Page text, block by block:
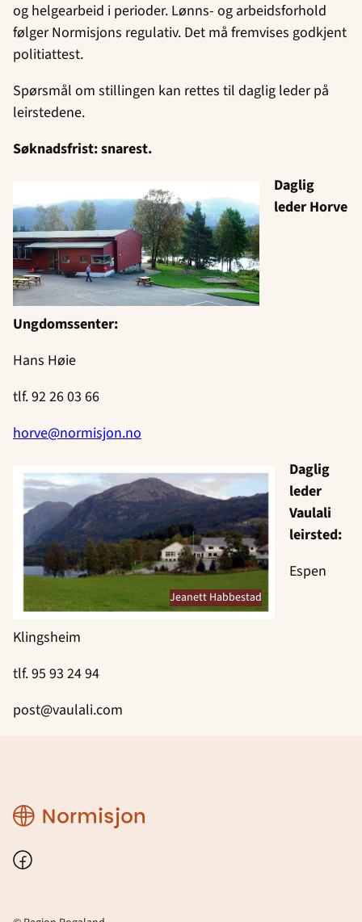
og helgearbeid i perioder. Lønns- og arbeidsforhold
følger Normisjons regulativ. Det må fremvises godkjent
politiattest.
Spørsmål om stillingen kan rettes til daglig leder på
leirstedene.
Søknadsfrist: snarest.
Daglig
leder Horve
Ungdomssenter:
Hans Høie
tlf. 92 26 03 66
horve@normisjon.no
Jeanett Habbestad
Daglig
leder
Vaulali
leirsted:
Espen
Klingsheim
tlf. 95 93 24 94
post@vaulali.com
Region
Rogaland
Facebook